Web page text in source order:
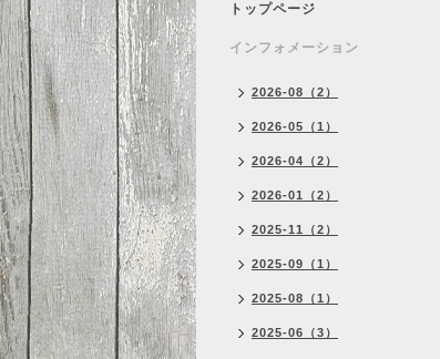
トップページ
インフォメーション
2026-08（2）
2026-05（1）
2026-04（2）
2026-01（2）
2025-11（2）
2025-09（1）
2025-08（1）
2025-06（3）